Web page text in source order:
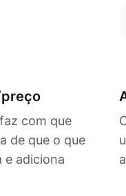
com que
de que o que
e adiciona